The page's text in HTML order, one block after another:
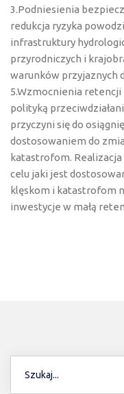
3.Podniesienia
redukcja ryzyka
infrastruktury
przyrodniczych i
warunków przyjaznych
5.Wzmocnienia retencji
polityką
przyczyni się do
dostosowaniem do
katastrofom.
celu jaki jest
klęskom i katastrofom
inwestycje w małą